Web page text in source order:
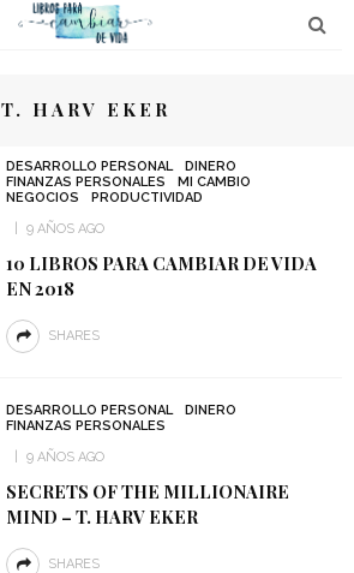
T. HARV EKER
DESARROLLO PERSONAL
DINERO
FINANZAS PERSONALES
MI CAMBIO
NEGOCIOS
PRODUCTIVIDAD
9 AÑOS AGO
10 LIBROS PARA CAMBIAR DE VIDA
EN 2018
SHARES
DESARROLLO PERSONAL
DINERO
FINANZAS PERSONALES
9 AÑOS AGO
SECRETS OF THE MILLIONAIRE
MIND – T. HARV EKER
SHARES